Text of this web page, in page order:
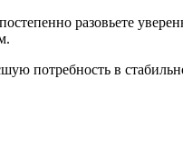
разовьете
потребность в